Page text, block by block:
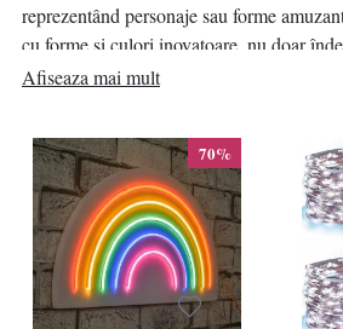
reprezentând personaje sau forme
cu forme și culori inovatoare, nu doar
de iluminare, ci devin și elemente centrale
Afiseaza mai mult
70%